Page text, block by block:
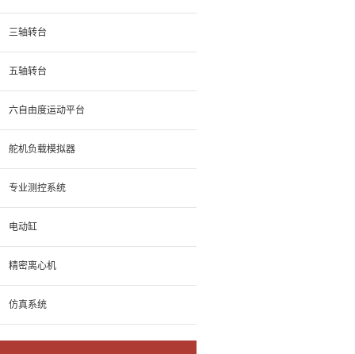
三轴转台
五轴转台
六自由度运动平台
舵机负载模拟器
专业测控系统
电动缸
精密离心机
仿真系统